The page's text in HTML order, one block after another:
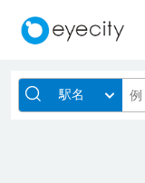
駅名